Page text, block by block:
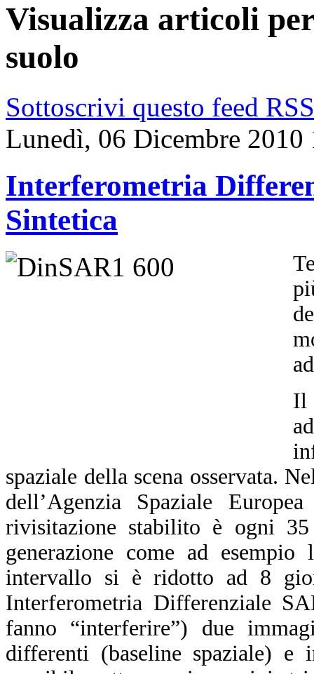
Visualizza articoli
suolo
Sottoscrivi questo feed RSS
Lunedì, 06 Dicembre 2010
Interferometria
Sintetica
Il
spaziale della scena osservata.
dell’Agenzia Spaziale
rivisitazione stabilito è ogni
generazione come ad
intervallo si è ridotto ad 8
Interferometria Differenziale
fanno “interferire”) due
differenti (baseline spaziale) e